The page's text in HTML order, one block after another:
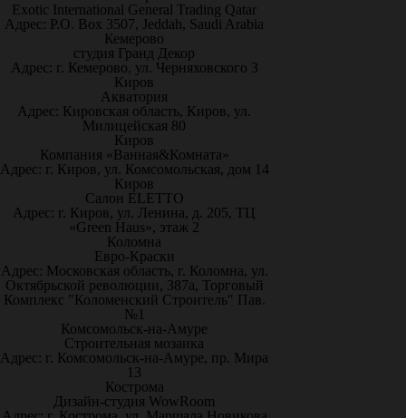
Exotic International General Trading Qatar
Адрес: P.O. Box 3507, Jeddah, Saudi Arabia
Кемерово
студия Гранд Декор
Адрес: г. Кемерово, ул. Черняховского 3
Киров
Акватория
Адрес: Кировская область, Киров, ул.
Милицейская 80
Киров
Компания «Ванная&Комната»
Адрес: г. Киров, ул. Комсомольская, дом 14
Киров
Салон ELETTO
Адрес: г. Киров, ул. Ленина, д. 205, ТЦ
«Green Haus», этаж 2
Коломна
Евро-Краски
Адрес: Московская область, г. Коломна, ул.
Октябрьской революции, 387а, Торговый
Комплекс "Коломенский Строитель" Пав.
№1
Комсомольск-на-Амуре
Строительная мозаика
Адрес: г. Комсомольск-на-Амуре, пр. Мира
13
Кострома
Дизайн-студия WowRoom